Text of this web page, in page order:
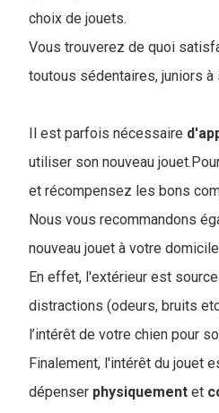
choix de jouets.
Vous trouverez de quoi
toutous sédentaires, juniors
Il est parfois nécessaire
utiliser son nouveau
et récompensez les bons
Nous vous recommandons
nouveau jouet à votre
En effet, l'extérieur est
distractions (odeurs, bruits
l’intérêt de votre chien pour
Finalement, l'intérêt du jouet
dépenser physiquement et